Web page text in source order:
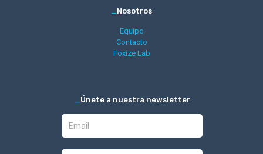
Nosotros
Equipo
Contacto
Foxize Lab
Únete a nuestra newsletter